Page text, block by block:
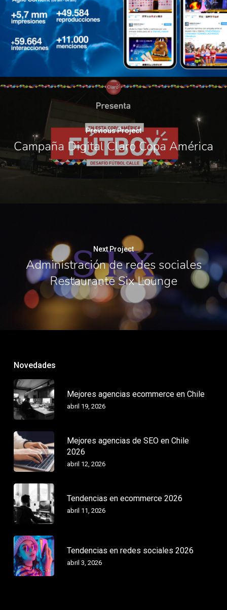
Previous Project
Campaña Digital Claro Copa América
Next Project
Administración de redes sociales
Restaurante Six Lounge
Novedades
Mejores agencias ecommerce en Chile
abril 19, 2026
Mejores agencias de SEO en Chile
2026
abril 12, 2026
Tendencias en ecommerce 2026
abril 11, 2026
Tendencias en redes sociales 2026
abril 3, 2026